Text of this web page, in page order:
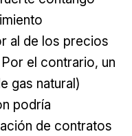
al de los precios
el contrario, un
gas natural)
podría
de contratos